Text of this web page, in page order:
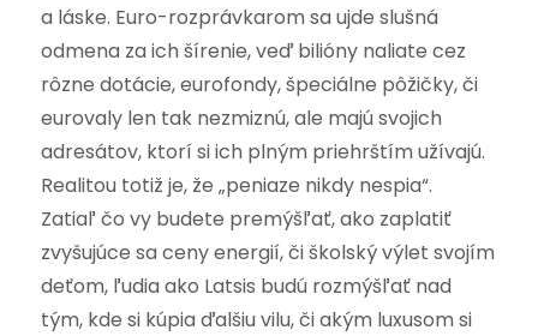
a láske. Euro-rozprávkarom sa ujde slušná
odmena za ich šírenie, veď bilióny naliate cez
rôzne dotácie, eurofondy, špeciálne pôžičky, či
eurovaly len tak nezmiznú, ale majú svojich
adresátov, ktorí si ich plným priehrštím užívajú.
Realitou totiž je, že „peniaze nikdy nespia“.
Zatiaľ čo vy budete premýšľať, ako zaplatiť
zvyšujúce sa ceny energií, či školský výlet svojím
deťom, ľudia ako Latsis budú rozmýšľať nad
tým, kde si kúpia ďalšiu vilu, či akým luxusom si